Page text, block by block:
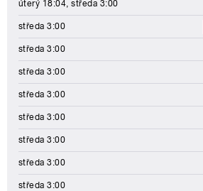
úterý 18:04, středa 3:00
středa 3:00
středa 3:00
středa 3:00
středa 3:00
středa 3:00
středa 3:00
středa 3:00
středa 3:00